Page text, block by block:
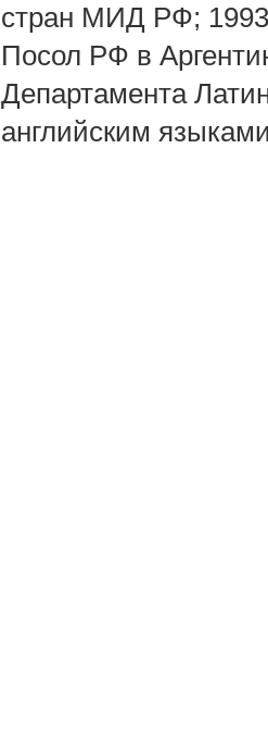
стран МИД РФ;
Посол РФ в
Департамента
английским